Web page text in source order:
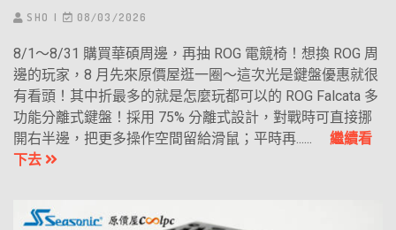
SHO 08/03/2026
8/1～8/31 購買華碩周邊，再抽 ROG 電競椅！想換 ROG 周
邊的玩家，8 月先來原價屋逛一圈～這次光是鍵盤優惠就很
有看頭！其中折最多的就是怎麼玩都可以的 ROG Falcata 多
功能分離式鍵盤！採用 75% 分離式設計，對戰時可直接挪
開右半邊，把更多操作空間留給滑鼠；平時再...... 繼續看
下去